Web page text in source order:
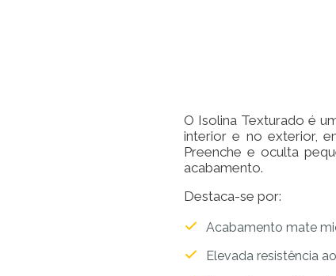
O Isolina Texturado é
interior e no exterior,
Preenche e oculta
acabamento.
Destaca-se por:
Acabamento mate
Elevada resistência